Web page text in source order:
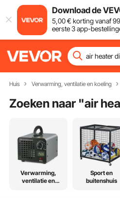
Download de
5,00€ korting vanaf99
eerste 3 app-
Huis Verwarming, ventilatie en koeling
Zoeken naar "air
Verwarming,
ventilatie en
Sport en
buitenshuis